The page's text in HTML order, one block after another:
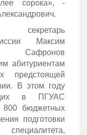
сорока», -
секретарь
Максим
Сафронов
абитуриентам
предстоящей
В этом году
в ПГУАС
800 бюджетных
подготовки